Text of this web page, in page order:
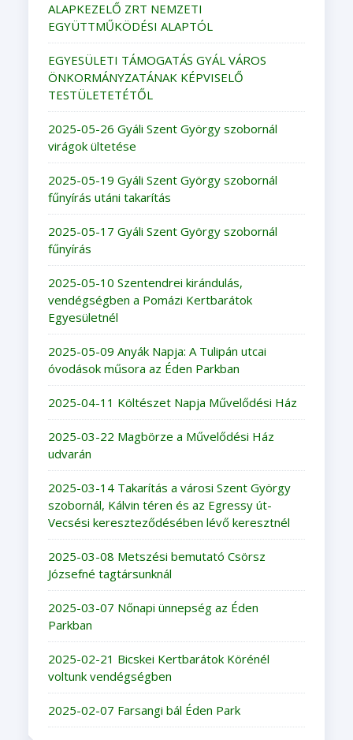
ALAPKEZELŐ ZRT NEMZETI
EGYÜTTMŰKÖDÉSI ALAPTÓL
EGYESÜLETI TÁMOGATÁS GYÁL VÁROS
ÖNKORMÁNYZATÁNAK KÉPVISELŐ
TESTÜLETETÉTŐL
2025-05-26 Gyáli Szent György szobornál
virágok ültetése
2025-05-19 Gyáli Szent György szobornál
fűnyírás utáni takarítás
2025-05-17 Gyáli Szent György szobornál
fűnyírás
2025-05-10 Szentendrei kirándulás,
vendégségben a Pomázi Kertbarátok
Egyesületnél
2025-05-09 Anyák Napja: A Tulipán utcai
óvodások műsora az Éden Parkban
2025-04-11 Költészet Napja Művelődési Ház
2025-03-22 Magbörze a Művelődési Ház
udvarán
2025-03-14 Takarítás a városi Szent György
szobornál, Kálvin téren és az Egressy út-
Vecsési kereszteződésében lévő keresztnél
2025-03-08 Metszési bemutató Csörsz
Józsefné tagtársunknál
2025-03-07 Nőnapi ünnepség az Éden
Parkban
2025-02-21 Bicskei Kertbarátok Körénél
voltunk vendégségben
2025-02-07 Farsangi bál Éden Park